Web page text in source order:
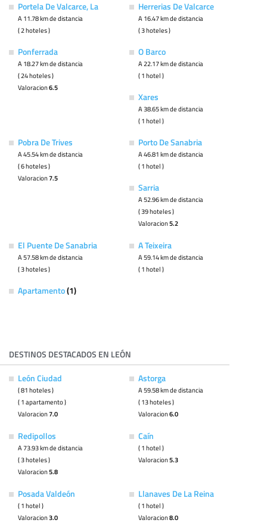
Portela De Valcarce, La
A 11.78 km de distancia
( 2 hoteles )
Herrerias De Valcarce
A 16.47 km de distancia
( 3 hoteles )
Ponferrada
A 18.27 km de distancia
( 24 hoteles )
Valoracion6.5
O Barco
A 22.17 km de distancia
( 1 hotel )
Xares
A 38.65 km de distancia
( 1 hotel )
Pobra De Trives
A 45.54 km de distancia
( 6 hoteles )
Valoracion7.5
Porto De Sanabria
A 46.81 km de distancia
( 1 hotel )
Sarria
A 52.96 km de distancia
( 39 hoteles )
Valoracion5.2
El Puente De Sanabria
A 57.58 km de distancia
( 3 hoteles )
A Teixeira
A 59.14 km de distancia
( 1 hotel )
Apartamento(1)
DESTINOS DESTACADOS EN LEÓN
León Ciudad
( 81 hoteles )
( 1 apartamento )
Valoracion7.0
Astorga
A 59.58 km de distancia
( 13 hoteles )
Valoracion6.0
Redipollos
A 73.93 km de distancia
( 3 hoteles )
Valoracion5.8
Caín
( 1 hotel )
Valoracion5.3
Posada Valdeón
( 1 hotel )
Valoracion3.0
Llanaves De La Reina
( 1 hotel )
Valoracion8.0